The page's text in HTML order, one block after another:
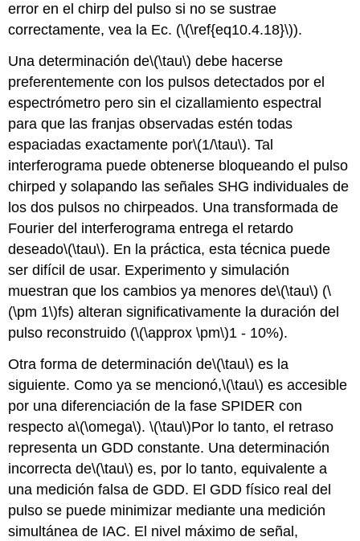
error en el chirp del pulso si no se sustrae
correctamente, vea la Ec. (\(\ref{eq10.4.18}\)).
Una determinación de\(\tau\) debe hacerse
preferentemente con los pulsos detectados por el
espectrómetro pero sin el cizallamiento espectral
para que las franjas observadas estén todas
espaciadas exactamente por\(1/\tau\). Tal
interferograma puede obtenerse bloqueando el pulso
chirped y solapando las señales SHG individuales de
los dos pulsos no chirpeados. Una transformada de
Fourier del interferograma entrega el retardo
deseado\(\tau\). En la práctica, esta técnica puede
ser difícil de usar. Experimento y simulación
muestran que los cambios ya menores de\(\tau\) (\
(\pm 1\)fs) alteran significativamente la duración del
pulso reconstruido (\(\approx \pm\)1 - 10%).
Otra forma de determinación de\(\tau\) es la
siguiente. Como ya se mencionó,\(\tau\) es accesible
por una diferenciación de la fase SPIDER con
respecto a\(\omega\).\(\tau\)Por lo tanto, el retraso
representa un GDD constante. Una determinación
incorrecta de\(\tau\) es, por lo tanto, equivalente a
una medición falsa de GDD. El GDD físico real del
pulso se puede minimizar mediante una medición
simultánea de IAC. El nivel máximo de señal,